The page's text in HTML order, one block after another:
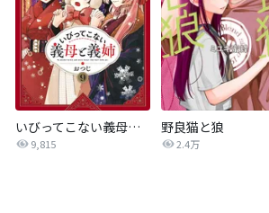
いびってこない義母と義姉
9,815
野良猫と狼
2.4万